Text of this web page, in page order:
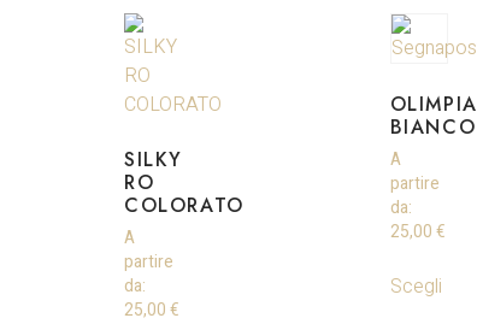
SILKY
RO
COLORATO
A
partire
da:
25,00 €
OLIMPIA
BIANCO
A
partire
da:
25,00 €
Scegli